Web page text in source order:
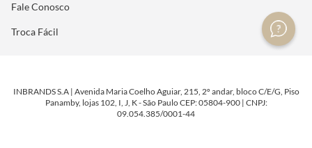
Fale Conosco
Troca Fácil
INBRANDS S.A | Avenida Maria Coelho Aguiar, 215, 2º andar, bloco C/E/G, Piso
Panamby, lojas 102, I, J, K - São Paulo CEP: 05804-900 | CNPJ:
09.054.385/0001-44